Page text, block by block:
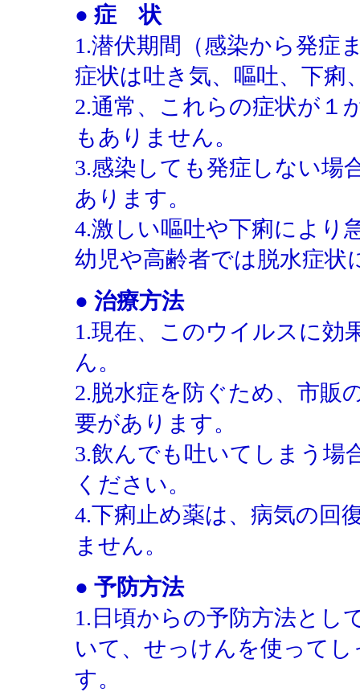
● 症 状
1.潜伏期間（感染から発症
症状は吐き気、嘔吐、下痢
2.通常、これらの症状が１
もありません。
3.感染しても発症しない場
あります。
4.激しい嘔吐や下痢により
幼児や高齢者では脱水症
● 治療方法
1.現在、このウイルスに効
ん。
2.脱水症を防ぐため、市販
要があります。
3.飲んでも吐いてしまう場
ください。
4.下痢止め薬は、病気の回
ません。
● 予防方法
1.日頃からの予防方法とし
いて、せっけんを使って
す。